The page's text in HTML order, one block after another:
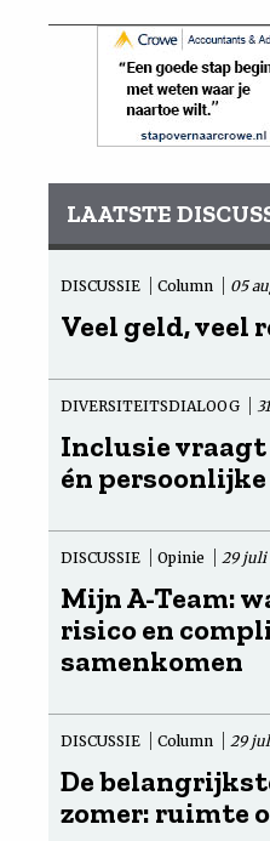
LAATSTE
DISCUSSIE Column 05
Veel geld, veel
DIVERSITEITSDIALOOG
Inclusie vraagt
én
DISCUSSIE Opinie 29 juli
Mijn A-Team:
risico en
samenkomen
DISCUSSIE Column 29
De
zomer: ruimte